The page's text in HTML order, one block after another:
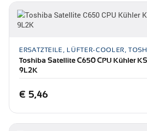
ERSATZTEILE, LÜFTER-COOLER,
Toshiba Satellite C650 CPU Kühler
9L2K
€ 5,46